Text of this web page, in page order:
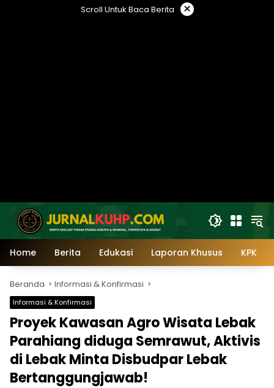
Scroll Untuk Baca Berita ×
Home Berita Edukasi Laporan Khusus KPK
Beranda Informasi & Konfirmasi
Informasi & Konfirmasi
Proyek Kawasan Agro Wisata Lebak
Parahiang diduga Semrawut, Aktivis
di Lebak Minta Disbudpar Lebak
Bertanggungjawab!